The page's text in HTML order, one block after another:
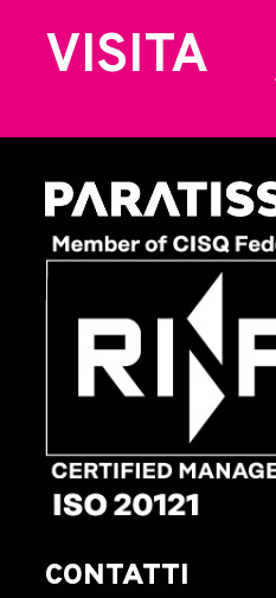
VISITA
CONTATTI